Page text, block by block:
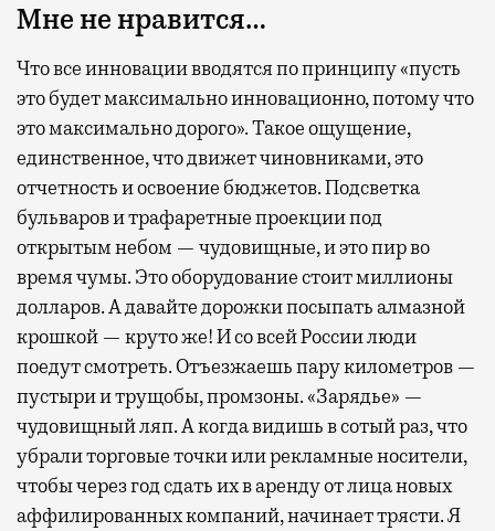
Мне не нравится…
Что все инновации вводятся по принципу «пусть
это будет максимально инновационно, потому что
это максимально дорого». Такое ощущение,
единственное, что движет чиновниками, это
отчетность и освоение бюджетов. Подсветка
бульваров и трафаретные проекции под
открытым небом — чудовищные, и это пир во
время чумы. Это оборудование стоит миллионы
долларов. А давайте дорожки посыпать алмазной
крошкой — круто же! И со всей России люди
поедут смотреть. Отъезжаешь пару километров —
пустыри и трущобы, промзоны. «Зарядье» —
чудовищный ляп. А когда видишь в сотый раз, что
убрали торговые точки или рекламные носители,
чтобы через год сдать их в аренду от лица новых
аффилированных компаний, начинает трясти. Я